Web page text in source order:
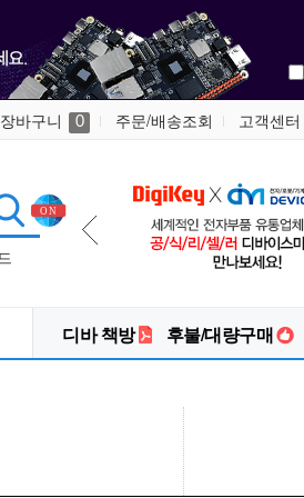
장바구니 0 주문/배송조회 고객센터
디바 책방 후불/대량구매